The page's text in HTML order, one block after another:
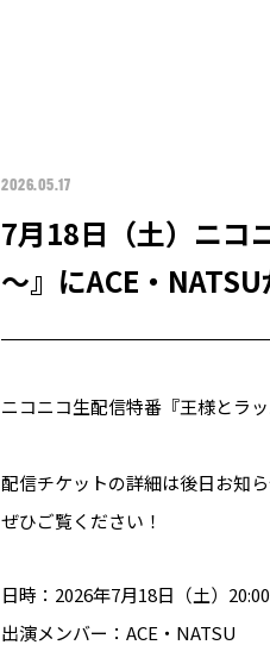
2026.05.17
7月18日（土）ニコ
～』にACE・NATSU
ニコニコ生配信特番『王様とラ
配信チケットの詳細は後日お知ら
ぜひご覧ください！
日時：2026年7月18日（土）
出演メンバー：ACE・NATSU